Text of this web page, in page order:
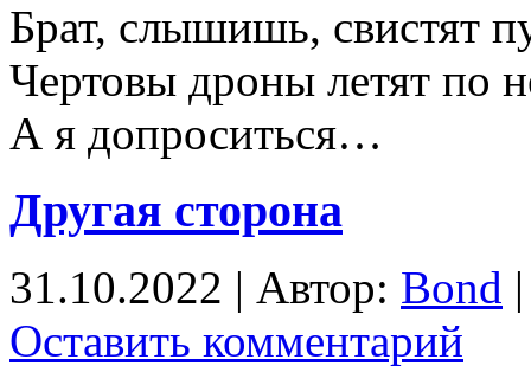
Брат, слышишь, свистят
Чертовы дроны летят по
А я допроситься…
Другая сторона
31.10.2022 | Автор: Bond
Оставить комментарий